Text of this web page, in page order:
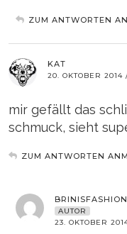
ZUM ANTWORTEN
KAT
20. OKTOBER 2014
mir gefällt das
schmuck, sieht
ZUM ANTWORTEN
AUTOR
23. OKTOBER